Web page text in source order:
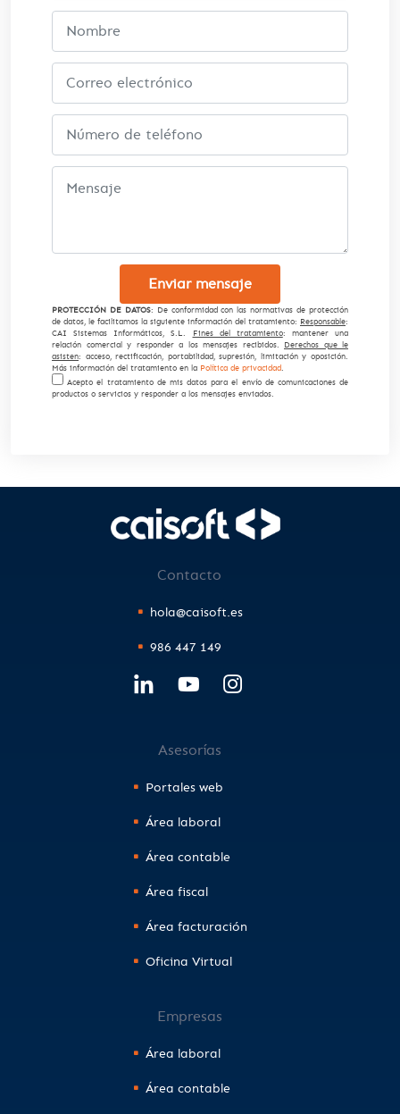
Enviar mensaje
PROTECCIÓN DE DATOS: De conformidad con las normativas de protección
de datos, le facilitamos la siguiente información del tratamiento: Responsable:
CAI Sistemas Informáticos, S.L.
Fines del tratamiento: mantener una
relación comercial y responder a los mensajes recibidos. Derechos que le
asisten: acceso, rectificación, portabilidad, supresión, limitación y oposición.
Más información del tratamiento en la Política de privacidad.
Acepto el tratamiento de mis datos para el envío de comunicaciones de
productos o servicios y responder a los mensajes enviados.
Contacto
hola@caisoft.es
986 447 149
Asesorías
Portales web
Área laboral
Área contable
Área fiscal
Área facturación
Oficina Virtual
Empresas
Área laboral
Área contable